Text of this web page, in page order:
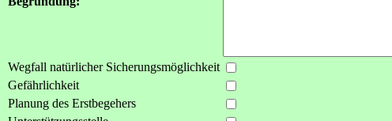
Wegfall natürlicher Sicherungsmöglichkeit
Gefährlichkeit
Planung des Erstbegehers